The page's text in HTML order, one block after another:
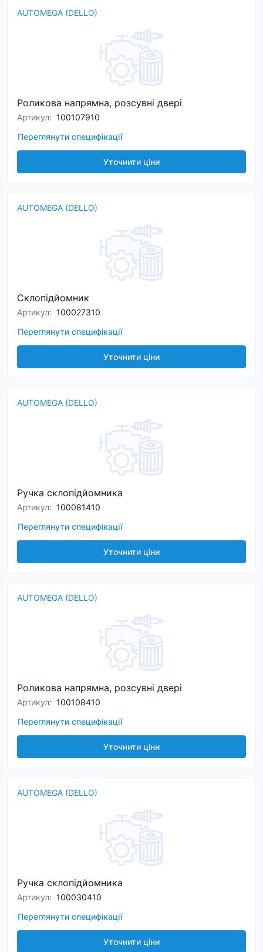
AUTOMEGA (DELLO)
Роликова напрямна, розсувні двері
Артикул: 100107910
Переглянути специфікації
Уточнити ціни
AUTOMEGA (DELLO)
Склопідйомник
Артикул: 100027310
Переглянути специфікації
Уточнити ціни
AUTOMEGA (DELLO)
Ручка склопідйомника
Артикул: 100081410
Переглянути специфікації
Уточнити ціни
AUTOMEGA (DELLO)
Роликова напрямна, розсувні двері
Артикул: 100108410
Переглянути специфікації
Уточнити ціни
AUTOMEGA (DELLO)
Ручка склопідйомника
Артикул: 100030410
Переглянути специфікації
Уточнити ціни